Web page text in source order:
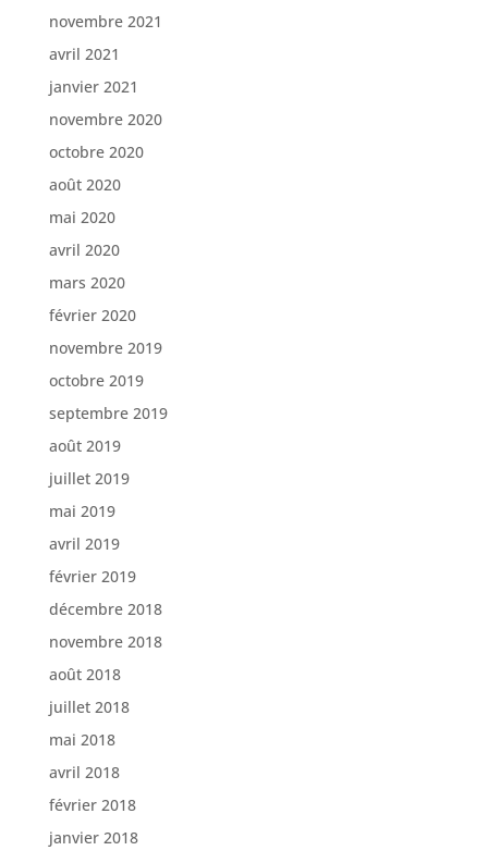
novembre 2021
avril 2021
janvier 2021
novembre 2020
octobre 2020
août 2020
mai 2020
avril 2020
mars 2020
février 2020
novembre 2019
octobre 2019
septembre 2019
août 2019
juillet 2019
mai 2019
avril 2019
février 2019
décembre 2018
novembre 2018
août 2018
juillet 2018
mai 2018
avril 2018
février 2018
janvier 2018